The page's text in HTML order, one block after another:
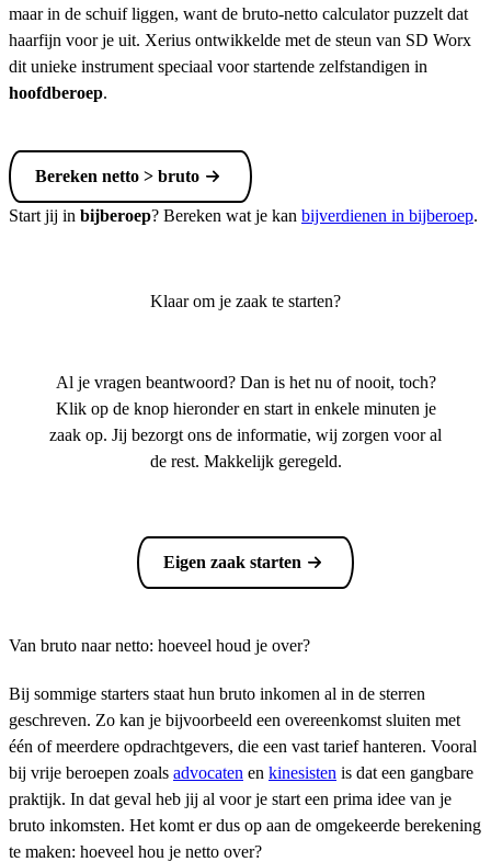
maar in de schuif liggen, want de bruto-netto calculator puzzelt dat
haarfijn voor je uit. Xerius ontwikkelde met de steun van SD Worx
dit unieke instrument speciaal voor startende zelfstandigen in
hoofdberoep.
Bereken netto > bruto
Start jij in bijberoep? Bereken wat je kan bijverdienen in bijberoep.
Klaar om je zaak te starten?
Al je vragen beantwoord? Dan is het nu of nooit, toch?
Klik op de knop hieronder en start in enkele minuten je
zaak op. Jij bezorgt ons de informatie, wij zorgen voor al
de rest. Makkelijk geregeld.
Eigen zaak starten
Van bruto naar netto: hoeveel houd je over?
Bij sommige starters staat hun bruto inkomen al in de sterren
geschreven. Zo kan je bijvoorbeeld een overeenkomst sluiten met
één of meerdere opdrachtgevers, die een vast tarief hanteren. Vooral
bij vrije beroepen zoals advocaten en kinesisten is dat een gangbare
praktijk. In dat geval heb jij al voor je start een prima idee van je
bruto inkomsten. Het komt er dus op aan de omgekeerde berekening
te maken: hoeveel hou je netto over?